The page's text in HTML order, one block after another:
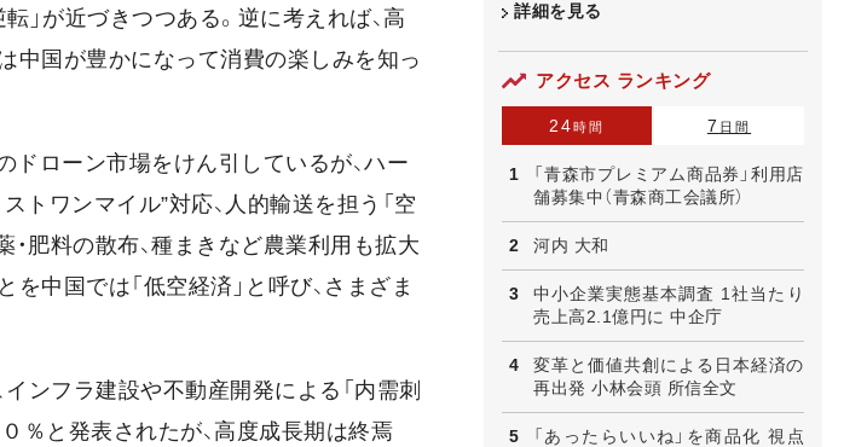
」が近づきつつある。逆に考えれば、高
中国が豊かになって消費の楽しみを知っ
ローン市場をけん引しているが、ハー
トワンマイル”対応、人的輸送を担う「空
・肥料の散布、種まきなど農業利用も拡大
中国では「低空経済」と呼び、さまざま
ンフラ建設や不動産開発による「内需刺
％と発表されたが、高度成長期は終焉
詳細を見る
アクセス ランキング
24時間 7 日間
「青森市プレミアム商品券」利用店
舗募集中（青森商工会議所）
河内 大和
中小企業実態基本調査 1社当たり
売上高2.1億円に 中企庁
変革と価値共創による日本経済の
再出発 小林会頭 所信全文
「あったらいいね」を商品化 視点